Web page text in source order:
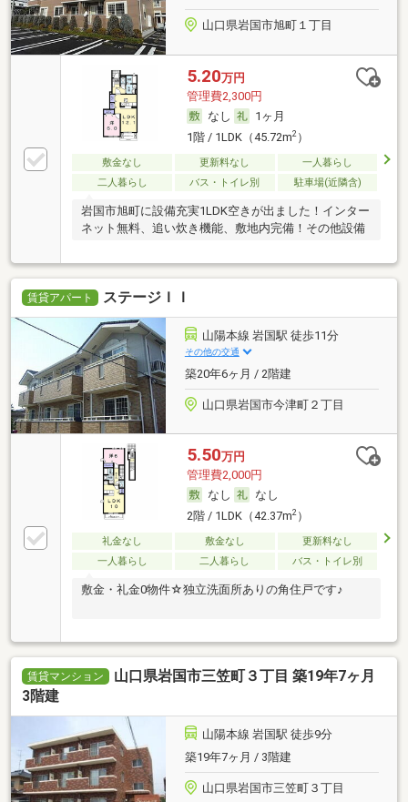
山口県岩国市旭町１丁目
5.20万円
管理費2,300円
なし
1ヶ月
1階 / 1LDK（45.72m2）
敷金なし 更新料なし
一人暮らし
二人暮らし
バス・トイレ別 駐車場(近隣含)
岩国市旭町に設備充実1LDK空きが出ました！インター
ネット無料、追い炊き機能、敷地内完備！その他設備
賃貸アパート ステージＩＩ
山陽本線 岩国駅 徒歩11分
その他の交通
築20年6ヶ月 / 2階建
山口県岩国市今津町２丁目
5.50万円
管理費2,000円
なし
なし
2階 / 1LDK（42.37m2）
礼金なし 敷金なし
更新料なし
一人暮らし
二人暮らし バス・トイレ別
敷金・礼金0物件☆独立洗面所ありの角住戸です♪
賃貸マンション
山口県岩国市三笠町３丁目 築19年7ヶ月
3階建
山陽本線 岩国駅 徒歩9分
築19年7ヶ月 / 3階建
山口県岩国市三笠町３丁目